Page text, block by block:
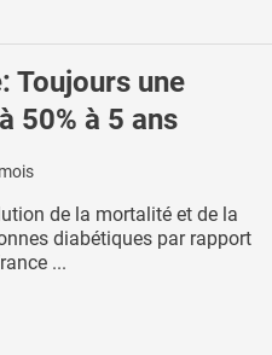
Toujours une
50% à 5 ans
de la mortalité et de la
diabétiques par rapport
...